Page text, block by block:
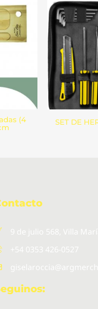
(4
SET DE
9 de julio 568, Villa
+54 0353 426-0527